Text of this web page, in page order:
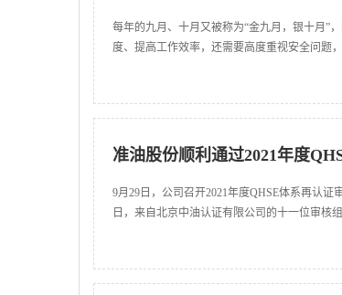
每年的九月、十月又被称为“金九月，银十月”
度、提高工作效率，还需要高度重视安全问题
准油股份顺利通过2021年度
9月29日，公司召开2021年度QHSE体系再认
日，来自北京中油认证有限公司的十一位审核